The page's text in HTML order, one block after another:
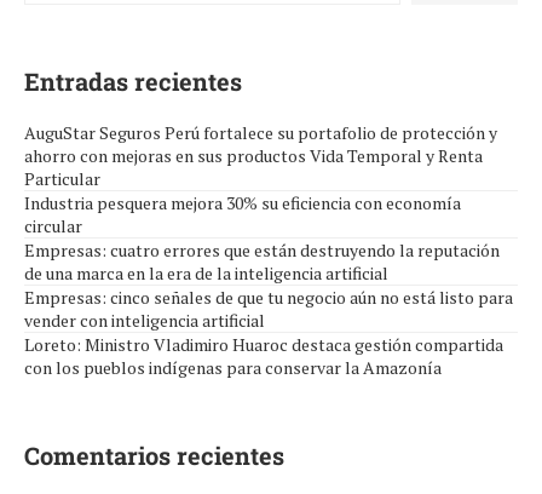
Entradas recientes
AuguStar Seguros Perú fortalece su portafolio de protección y
ahorro con mejoras en sus productos Vida Temporal y Renta
Particular
Industria pesquera mejora 30% su eficiencia con economía
circular
Empresas: cuatro errores que están destruyendo la reputación
de una marca en la era de la inteligencia artificial
Empresas: cinco señales de que tu negocio aún no está listo para
vender con inteligencia artificial
Loreto: Ministro Vladimiro Huaroc destaca gestión compartida
con los pueblos indígenas para conservar la Amazonía
Comentarios recientes